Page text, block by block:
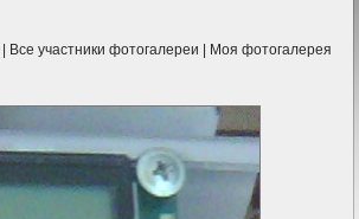
Все участники фотогалереи
Моя фотогалерея